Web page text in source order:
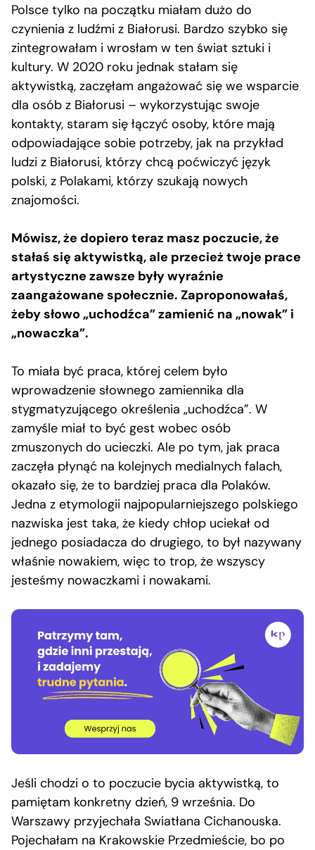
Polsce tylko na początku miałam dużo do
czynienia z ludźmi z Białorusi. Bardzo szybko się
zintegrowałam i wrosłam w ten świat sztuki i
kultury. W 2020 roku jednak stałam się
aktywistką, zaczęłam angażować się we wsparcie
dla osób z Białorusi – wykorzystując swoje
kontakty, staram się łączyć osoby, które mają
odpowiadające sobie potrzeby, jak na przykład
ludzi z Białorusi, którzy chcą poćwiczyć język
polski, z Polakami, którzy szukają nowych
znajomości.
Mówisz, że dopiero teraz masz poczucie, że
stałaś się aktywistką, ale przecież twoje prace
artystyczne zawsze były wyraźnie
zaangażowane społecznie. Zaproponowałaś,
żeby słowo „uchodźca” zamienić na „nowak” i
„nowaczka”.
To miała być praca, której celem było
wprowadzenie słownego zamiennika dla
stygmatyzującego określenia „uchodźca”. W
zamyśle miał to być gest wobec osób
zmuszonych do ucieczki. Ale po tym, jak praca
zaczęła płynąć na kolejnych medialnych falach,
okazało się, że to bardziej praca dla Polaków.
Jedna z etymologii najpopularniejszego polskiego
nazwiska jest taka, że kiedy chłop uciekał od
jednego posiadacza do drugiego, to był nazywany
właśnie nowakiem, więc to trop, że wszyscy
jesteśmy nowaczkami i nowakami.
Jeśli chodzi o to poczucie bycia aktywistką, to
pamiętam konkretny dzień, 9 września. Do
Warszawy przyjechała Swiatłana Cichanouska.
Pojechałam na Krakowskie Przedmieście, bo po